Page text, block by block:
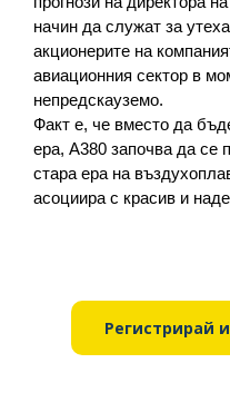
начин да служат за
акционерите на
авиационния сектор в
непредскауземо.
Факт е, че вместо да
ера, A380 започва да се
стара ера на
асоциира с красив и
Регистрирай